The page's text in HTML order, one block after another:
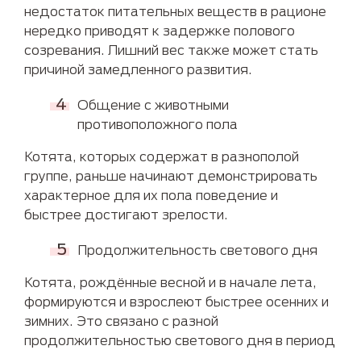
недостаток питательных веществ в рационе
нередко приводят к задержке полового
созревания. Лишний вес также может стать
причиной замедленного развития.
Общение с животными
противоположного пола
Котята, которых содержат в разнополой
группе, раньше начинают демонстрировать
характерное для их пола поведение и
быстрее достигают зрелости.
Продолжительность светового дня
Котята, рождённые весной и в начале лета,
формируются и взрослеют быстрее осенних и
зимних. Это связано с разной
продолжительностью светового дня в период